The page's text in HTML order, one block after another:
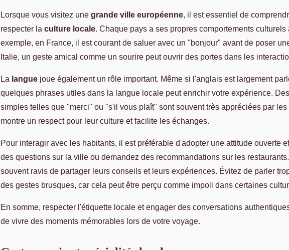
Lorsque vous visitez une grande ville européenne, il est essentiel de
respecter la culture locale. Chaque pays a ses propres comportements culturels
exemple, en France, il est courant de saluer avec un "bonjour" avant de poser
Italie, un geste amical comme un sourire peut ouvrir des portes dans les
La langue joue également un rôle important. Même si l'anglais est largement
quelques phrases utiles dans la langue locale peut enrichir votre expérience.
simples telles que "merci" ou "s'il vous plaît" sont souvent très appréciées par
montre un respect pour leur culture et facilite les échanges.
Pour interagir avec les habitants, il est préférable d'adopter une attitude ouverte
des questions sur la ville ou demandez des recommandations sur les
souvent ravis de partager leurs conseils et leurs expériences. Évitez de parler
des gestes brusques, car cela peut être perçu comme impoli dans certaines
En somme, respecter l'étiquette locale et engager des conversations
de vivre des moments mémorables lors de votre voyage.